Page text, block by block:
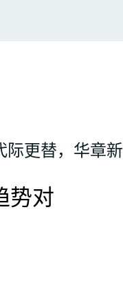
际更替，华章新
势对